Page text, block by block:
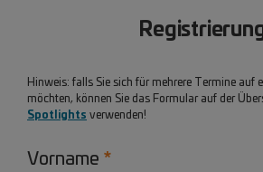
Hinweis: falls Sie sich für mehrere Termine auf
möchten, können Sie das Formular auf der
Spotlights verwenden!
Vorname